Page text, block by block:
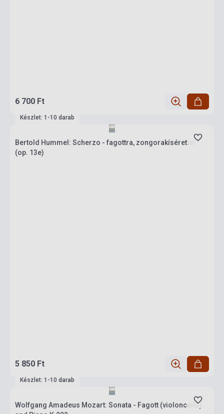
6 700 Ft
Készlet: 1-10 darab
Bertold Hummel: Scherzo - fagottra, zongorakísérettel
(op. 13e)
5 850 Ft
Készlet: 1-10 darab
Wolfgang Amadeus Mozart: Sonata - Fagott (violoncello)